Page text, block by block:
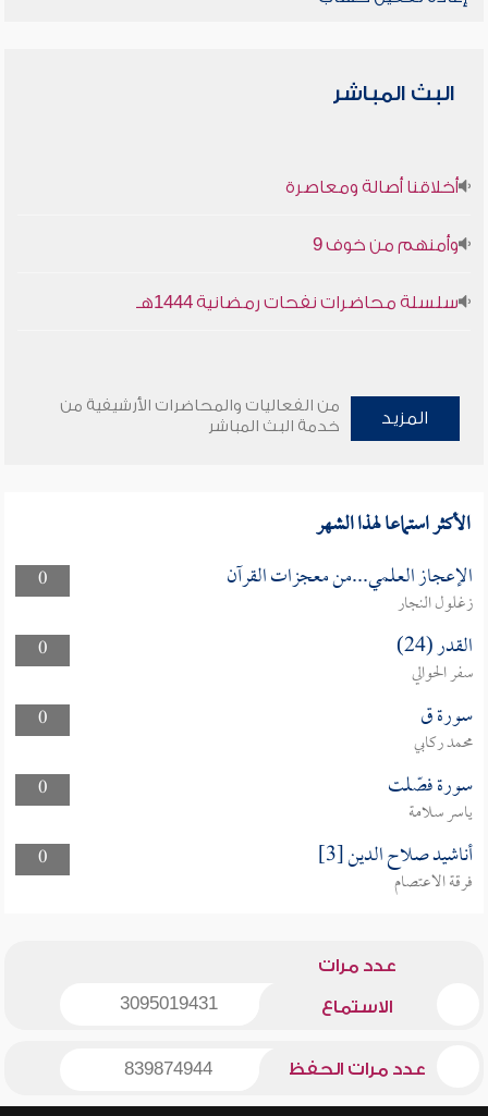
البث المباشر
أخلاقنا أصالة ومعاصرة
وأمنهم من خوف 9
سلسلة محاضرات نفحات رمضانية 1444هـ
المزيد
من الفعاليات والمحاضرات الأرشيفية من
خدمة البث المباشر
الأكثر استماعا لهذا الشهر
0 الإعجاز العلمي...من معجزات القرآن
زغلول النجار
0
القدر (24)
سفر الحوالي
0
سورة ق
محمد ركابي
0
سورة فصّلت
ياسر سلامة
0
أناشيد صلاح الدين [3]
فرقة الاعتصام
عدد مرات
الاستماع 3095019431
عدد مرات الحفظ 839874944